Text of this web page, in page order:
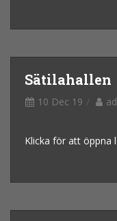
Sätilahallen
10 Dec 19
Klicka för att öppna